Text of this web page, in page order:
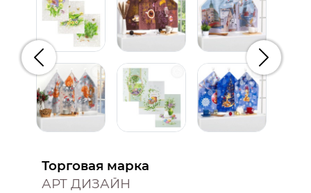
Предыдущий
Торговая марка
АРТ ДИЗАЙН